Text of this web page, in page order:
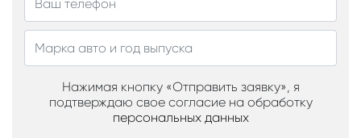
Нажимая кнопку «Отправить заявку», я
подтверждаю свое согласие на обработку
персональных данных